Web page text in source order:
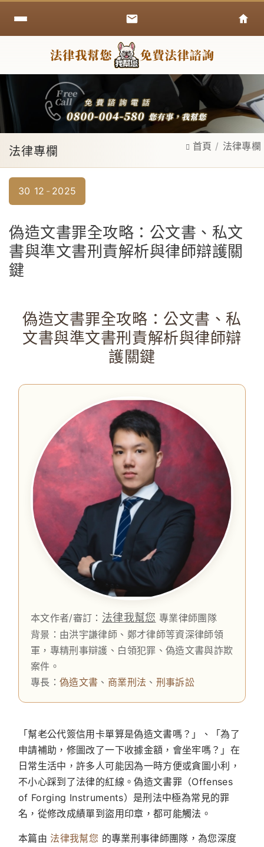
法律專欄 首頁 法律專欄
30 12 2025
偽造文書罪全攻略：公文書、私文
書與準文書刑責解析與律師辯護關
鍵
偽造文書罪全攻略：公文書、私
文書與準文書刑責解析與律師辯
護關鍵
本文作者/審訂： 法律我幫您 專業律師團隊
背景：由洪宇謙律師、鄭才律師等資深律師領
軍，專精刑事辯護、白領犯罪、偽造文書與詐欺
案件。
專長：偽造文書 、 商業刑法 、 刑事訴訟
「幫老公代簽信用卡單算是偽造文書嗎？」、「為了
申請補助，修圖改了一下收據金額，會坐牢嗎？」在
日常生活中，許多人可能因為一時方便或貪圖小利，
不小心踩到了法律的紅線。偽造文書罪（Offenses
of Forging Instruments）是刑法中極為常見的罪
名，從修改成績單到盜用印章，都可能觸法。
本篇由 法律我幫您 的專業刑事律師團隊，為您深度